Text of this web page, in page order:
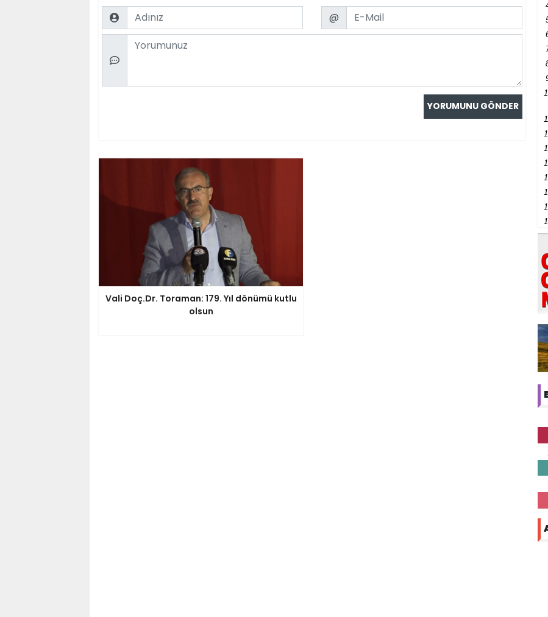
Name Email
@
Comment
Vali Doç.Dr. Toraman: 179. Yıl dönümü kutlu
olsun